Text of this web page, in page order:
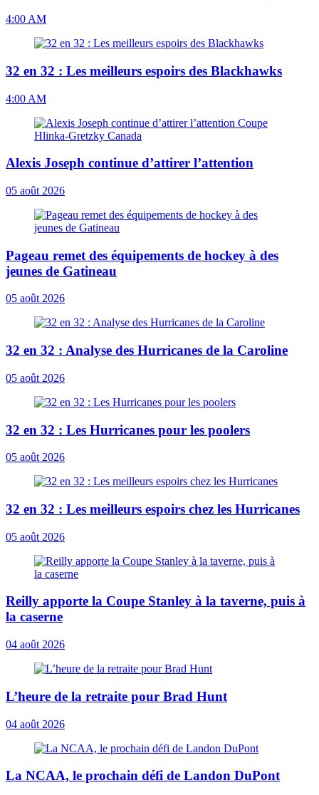
4:00 AM
32 en 32 : Les meilleurs espoirs des Blackhawks
4:00 AM
Alexis Joseph continue d’attirer l’attention
05 août 2026
Pageau remet des équipements de hockey à des
jeunes de Gatineau
05 août 2026
32 en 32 : Analyse des Hurricanes de la Caroline
05 août 2026
32 en 32 : Les Hurricanes pour les poolers
05 août 2026
32 en 32 : Les meilleurs espoirs chez les Hurricanes
05 août 2026
Reilly apporte la Coupe Stanley à la taverne, puis à
la caserne
04 août 2026
L’heure de la retraite pour Brad Hunt
04 août 2026
La NCAA, le prochain défi de Landon DuPont